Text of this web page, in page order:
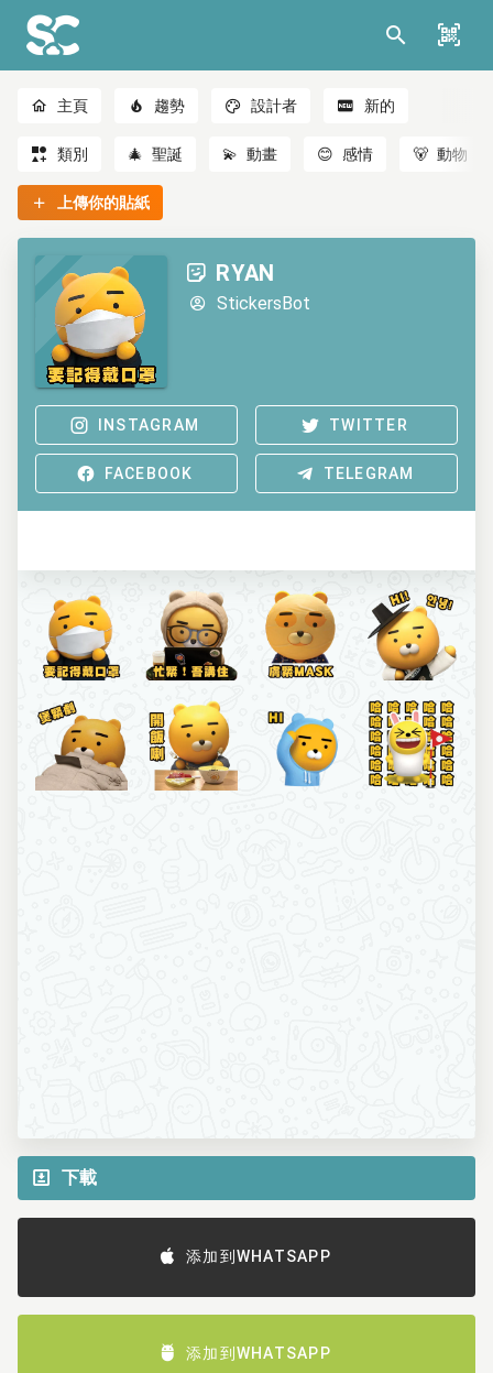
主頁 趨勢 設計者 新的
類別 🎄 聖誕 💫 動畫 😊 感情 🐻 動物
上傳你的貼紙
RYAN
StickersBot
INSTAGRAM TWITTER
FACEBOOK TELEGRAM
下載
添加到WHATSAPP
添加到WHATSAPP